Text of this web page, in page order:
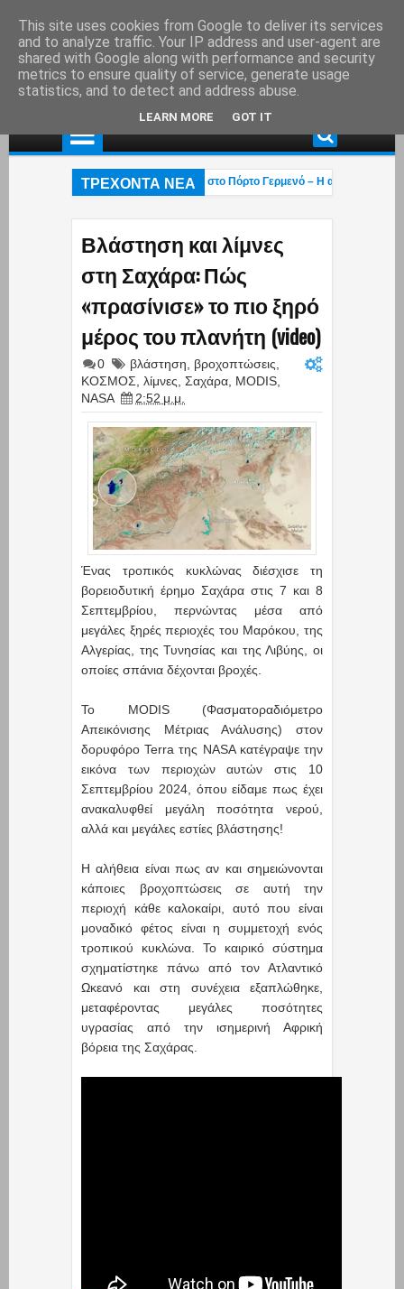
ΤΡΕΧΟΝΤΑ ΝΕΑ
Στάχτη το εξοχικό του ηθοποιού στο Πόρτο Γερμενό – Η ανάρτηση του
Βλάστηση και λίμνες
στη Σαχάρα: Πώς
«πρασίνισε» το πιο ξηρό
μέρος του πλανήτη (video)
0 βλάστηση βροχοπτώσεις
ΚΟΣΜΟΣ λίμνες Σαχάρα MODIS
NASA
2:52 μ.μ.
Ένας τροπικός κυκλώνας διέσχισε τη
βορειοδυτική έρημο Σαχάρα στις 7 και 8
Σεπτεμβρίου, περνώντας μέσα από
μεγάλες ξηρές περιοχές του Μαρόκου, της
Αλγερίας, της Τυνησίας και της Λιβύης, οι
οποίες σπάνια δέχονται βροχές.
Το MODIS (Φασματοραδιόμετρο
Απεικόνισης Μέτριας Ανάλυσης) στον
δορυφόρο Terra της NASA κατέγραψε την
εικόνα των περιοχών αυτών στις 10
Σεπτεμβρίου 2024, όπου είδαμε πως έχει
ανακαλυφθεί μεγάλη ποσότητα νερού,
αλλά και μεγάλες εστίες βλάστησης!
Η αλήθεια είναι πως αν και σημειώνονται
κάποιες βροχοπτώσεις σε αυτή την
περιοχή κάθε καλοκαίρι, αυτό που είναι
μοναδικό φέτος είναι η συμμετοχή ενός
τροπικού κυκλώνα. Το καιρικό σύστημα
σχηματίστηκε πάνω από τον Ατλαντικό
Ωκεανό και στη συνέχεια εξαπλώθηκε,
μεταφέροντας μεγάλες ποσότητες
υγρασίας από την ισημερινή Αφρική
βόρεια της Σαχάρας.
This site uses cookies from Google to deliver its services
and to analyze traffic. Your IP address and user-agent are
shared with Google along with performance and security
metrics to ensure quality of service, generate usage
statistics, and to detect and address abuse.
LEARN MORE GOT IT